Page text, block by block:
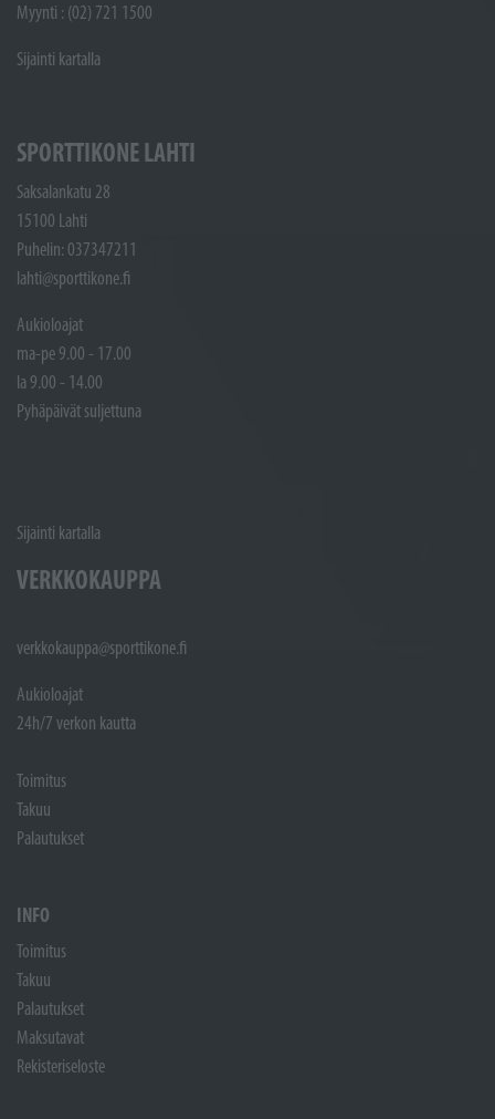
Myynti : (02) 721 1500
Sijainti kartalla
SPORTTIKONE LAHTI
Saksalankatu 28
15100 Lahti
Puhelin: 037347211
lahti@sporttikone.fi
Aukioloajat
ma-pe 9.00 - 17.00
la 9.00 - 14.00
Pyhäpäivät suljettuna
Sijainti kartalla
VERKKOKAUPPA
verkkokauppa@sporttikone.fi
Aukioloajat
24h/7 verkon kautta
Toimitus
Takuu
Palautukset
INFO
Toimitus
Takuu
Palautukset
Maksutavat
Rekisteriseloste